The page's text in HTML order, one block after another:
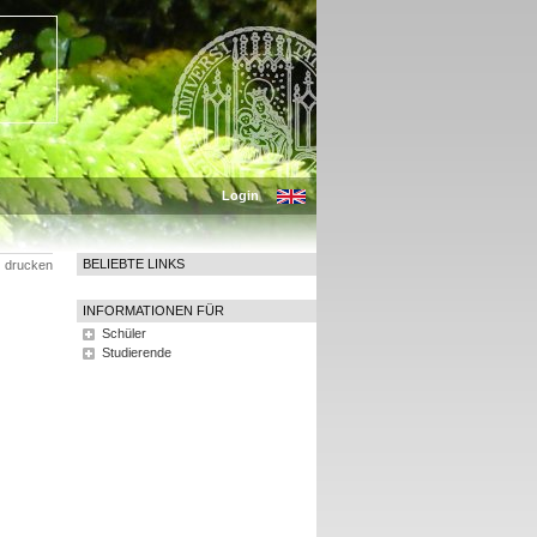
Login
drucken BELIEBTE LINKS
INFORMATIONEN FÜR
Schüler
Studierende